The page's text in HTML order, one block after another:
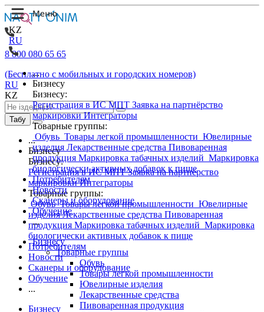
KZ
RU
...
Бизнесу
Бизнесу:
Регистрация в ИС МПТ Заявка на партнёрство
маркировкиИнтеграторы
Товарные группы:
Обувь Товары легкой промышленности Ювелирные
изделия Лекарственные средства Пивоваренная
продукция Маркировка табачных изделий Маркировка
биологически активных добавок к пище
Потребителям
Новости
Сканеры и оборудование
Обучение
...
Бизнесу
Товарные группы
Обувь
Товары легкой промышленности
Ювелирные изделия
Лекарственные средства
Пивоваренная продукция
8 800 080 65 65
(Бесплатно с мобильных и городских номеров)
RU
KZ
Табу
...
Бизнесу
Бизнесу:
Регистрация в ИС МПТЗаявка на партнёрство
маркировкиИнтеграторы
Товарные группы:
ОбувьТовары легкой промышленности Ювелирные
изделияЛекарственные средства Пивоваренная
продукция Маркировка табачных изделий Маркировка
биологически активных добавок к пище
Потребителям
Новости
Сканеры и оборудование
Обучение
...
Бизнесу